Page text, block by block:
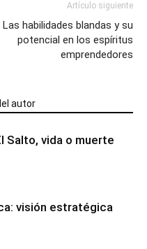
Artículo siguiente
Las habilidades blandas y su
potencial en los espíritus
emprendedores
autor
Salto, vida o muerte
visión estratégica